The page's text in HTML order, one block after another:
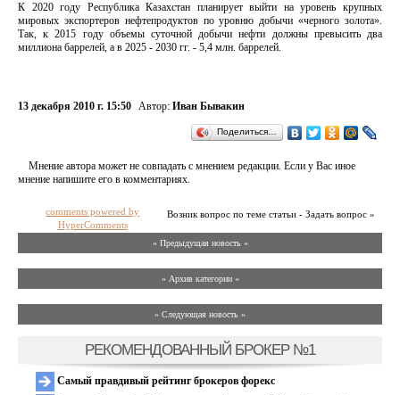
К 2020 году Республика Казахстан планирует выйти на уровень крупных
мировых экспортеров нефтепродуктов по уровню добычи «черного золота».
Так, к 2015 году объемы суточной добычи нефти должны превысить два
миллиона баррелей, а в 2025 - 2030 гг. - 5,4 млн. баррелей.
13 декабря 2010 г. 15:50 Автор: Иван Бывакин
Поделиться…
Мнение автора может не совпадать с мнением редакции. Если у Вас иное
мнение напишите его в комментариях.
Возник вопрос по теме статьи - Задать вопрос »
comments powered by
HyperComments
« Предыдущая новость «
» Архив категории «
» Следующая новость »
РЕКОМЕНДОВАННЫЙ БРОКЕР №1
Самый правдивый рейтинг брокеров форекс